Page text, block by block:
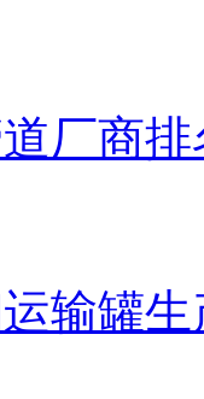
厂商排
输罐